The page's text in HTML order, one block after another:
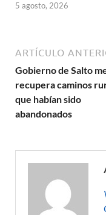
5 agosto, 2026
ARTÍCULO
Gobierno de Salto
recupera caminos
que habían sido
abandonados